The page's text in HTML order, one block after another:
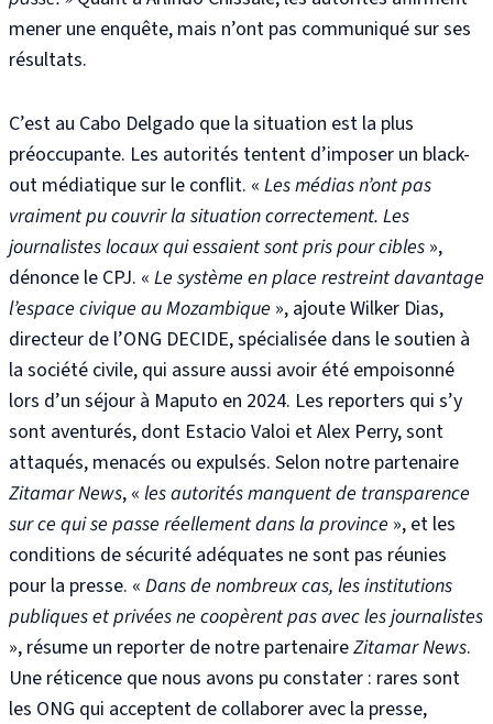
mener une enquête, mais n’ont pas communiqué sur ses
résultats.
C’est au Cabo Delgado que la situation est la plus
préoccupante. Les autorités tentent d’imposer un black-
out médiatique sur le conflit. « Les médias n’ont pas
vraiment pu couvrir la situation correctement. Les
journalistes locaux qui essaient sont pris pour cibles »,
dénonce le CPJ. « Le système en place restreint davantage
l’espace civique au Mozambique », ajoute Wilker Dias,
directeur de l’ONG DECIDE, spécialisée dans le soutien à
la société civile, qui assure aussi avoir été empoisonné
lors d’un séjour à Maputo en 2024. Les reporters qui s’y
sont aventurés, dont Estacio Valoi et Alex Perry, sont
attaqués, menacés ou expulsés. Selon notre partenaire
Zitamar News, « les autorités manquent de transparence
sur ce qui se passe réellement dans la province », et les
conditions de sécurité adéquates ne sont pas réunies
pour la presse. « Dans de nombreux cas, les institutions
publiques et privées ne coopèrent pas avec les journalistes
», résume un reporter de notre partenaireZitamar News.
Une réticence que nous avons pu constater : rares sont
les ONG qui acceptent de collaborer avec la presse,